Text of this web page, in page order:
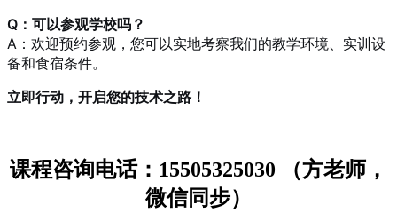
Q：可以参观学校吗？
A：欢迎预约参观，您可以实地考察我们的教学环境、实训设
备和食宿条件。
立即行动，开启您的技术之路！
课程咨询电话：15505325030 （方老师，
微信同步）